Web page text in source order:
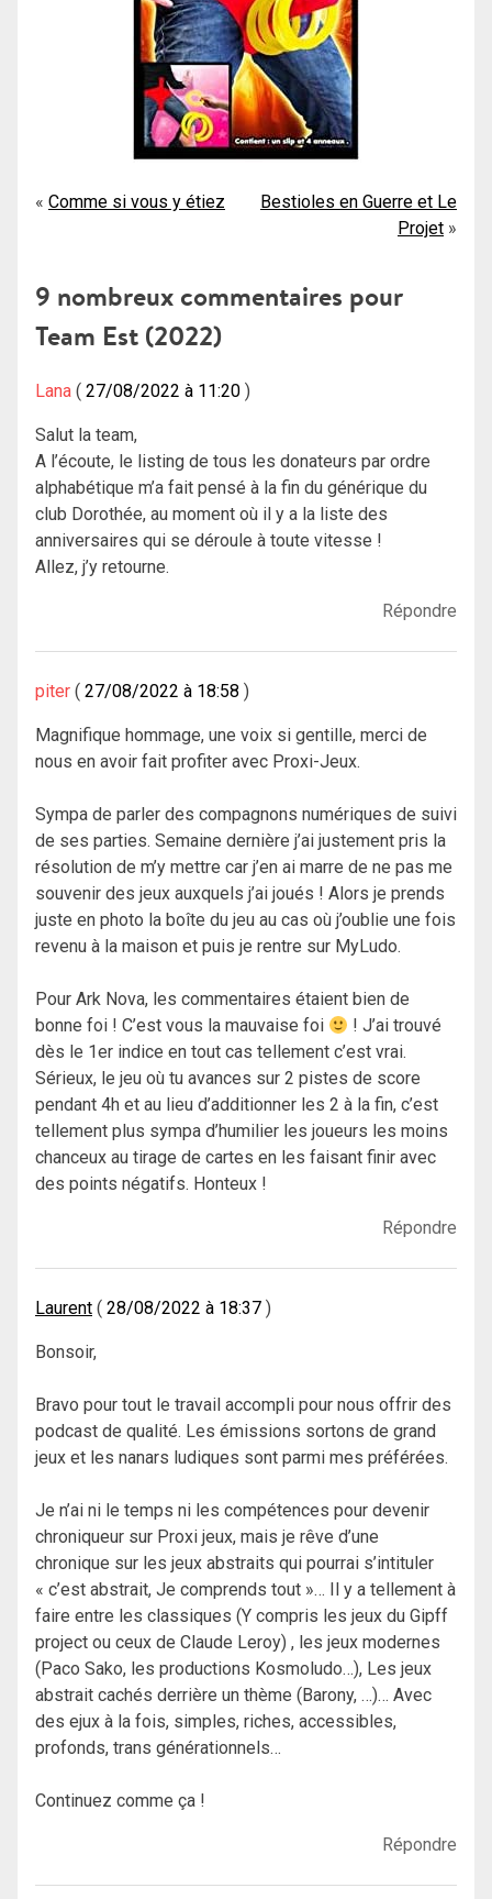
Navigation
l’article
Comme si vous y étiez
Bestioles en Guerre et Le
Projet
9 nombreux commentaires pour
Team Est (2022)
Lana 27/08/2022 à 11:20
Salut la team,
A l’écoute, le listing de tous les donateurs par ordre
alphabétique m’a fait pensé à la fin du générique du
club Dorothée, au moment où il y a la liste des
anniversaires qui se déroule à toute vitesse !
Allez, j’y retourne.
Répondre
piter 27/08/2022 à 18:58
Magnifique hommage, une voix si gentille, merci de
nous en avoir fait profiter avec Proxi-Jeux.
Sympa de parler des compagnons numériques de suivi
de ses parties. Semaine dernière j’ai justement pris la
résolution de m’y mettre car j’en ai marre de ne pas me
souvenir des jeux auxquels j’ai joués ! Alors je prends
juste en photo la boîte du jeu au cas où j’oublie une fois
revenu à la maison et puis je rentre sur MyLudo.
Pour Ark Nova, les commentaires étaient bien de
bonne foi ! C’est vous la mauvaise foi
! J’ai trouvé
dès le 1er indice en tout cas tellement c’est vrai.
Sérieux, le jeu où tu avances sur 2 pistes de score
pendant 4h et au lieu d’additionner les 2 à la fin, c’est
tellement plus sympa d’humilier les joueurs les moins
chanceux au tirage de cartes en les faisant finir avec
des points négatifs. Honteux !
Répondre
Laurent 28/08/2022 à 18:37
Bonsoir,
Bravo pour tout le travail accompli pour nous offrir des
podcast de qualité. Les émissions sortons de grand
jeux et les nanars ludiques sont parmi mes préférées.
Je n’ai ni le temps ni les compétences pour devenir
chroniqueur sur Proxi jeux, mais je rêve d’une
chronique sur les jeux abstraits qui pourrai s’intituler
« c’est abstrait, Je comprends tout »… Il y a tellement à
faire entre les classiques (Y compris les jeux du Gipff
project ou ceux de Claude Leroy) , les jeux modernes
(Paco Sako, les productions Kosmoludo…), Les jeux
abstrait cachés derrière un thème (Barony, …)… Avec
des ejux à la fois, simples, riches, accessibles,
profonds, trans générationnels…
Continuez comme ça !
Répondre